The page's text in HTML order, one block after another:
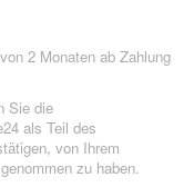
2 Monaten ab Zahlung
Sie die
als Teil des
von Ihrem
zu haben.